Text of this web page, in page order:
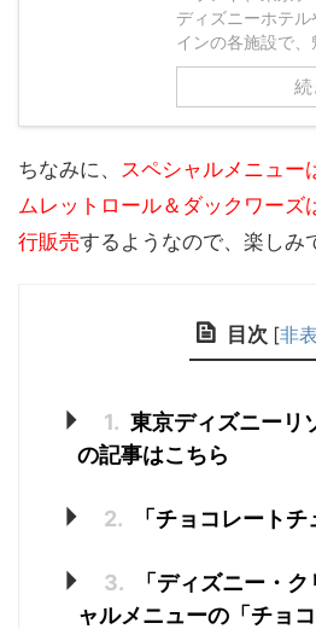
ディズニーホテ
インの各施設で
続
ちなみに、 スペシャルメニュー
ムレットロール＆ダックワーズ
行販売するようなので、楽しみ
目次 [非
1. 東京ディズニーリ
の記事はこちら
2. 「チョコレートチ
3.
「ディズニー・
ャルメニューの「チョ